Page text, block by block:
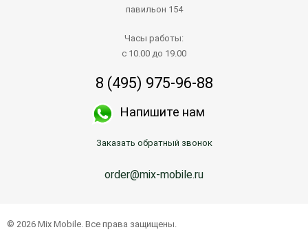
павильон 154
Часы работы:
с 10.00 до 19.00
8 (495) 975-96-88
Напишите нам
Заказать обратный звонок
order@mix-mobile.ru
© 2026 Mix Mobile. Все права защищены.